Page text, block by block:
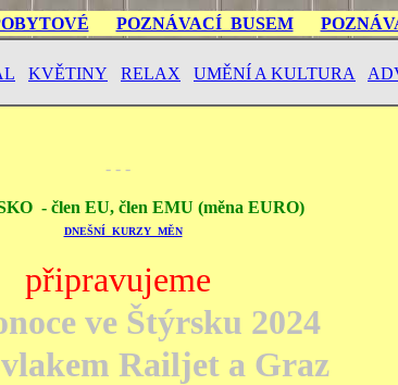
POZNÁVACÍ BUSEM
KVĚTINY RELAX UMĚNÍ A KULTURA
- - -
- člen EU, člen EMU (měna EURO)
DNEŠNÍ KURZY MĚN
připravujeme
ve Štýrsku 2024
Railjet a Graz